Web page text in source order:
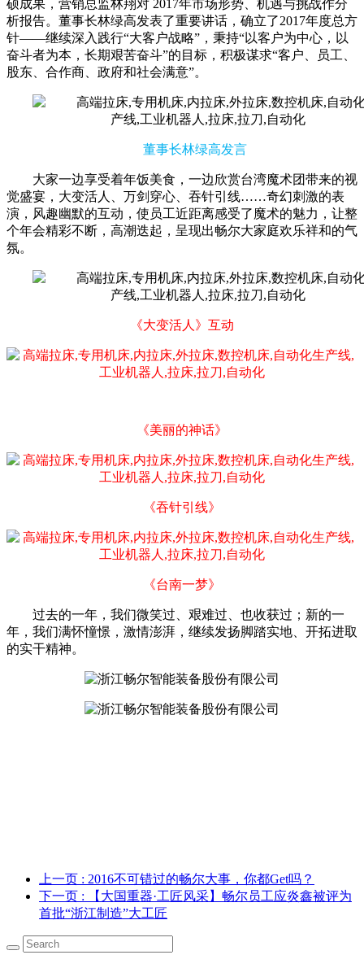
硕成果，营销总监林翔对 2017年市场形势、机遇与挑战作分
析报告。董事长林绿高发表了重要讲话，确立了2017年度总方
针——继续深入践行“大客户战略”，秉持“以客户为中心，以
奋斗者为本，长期艰苦奋斗”的目标，积极谋求“客户、员工、
股东、合作商、政府和社会满意”。
董事长林绿高发言
大家一边享受着年饭美食，一边欣赏台湾魔术团带来的视
觉盛宴，大变活人、万剑穿心、吞针引线……奇幻刺激的表
演，风趣幽默的互动，使员工近距离感受了魔术的魅力，让整
个年会精彩不断，高潮迭起，呈现出畅尔大家庭欢乐祥和的气
氛。
《大变活人》互动
《美丽的神话》
《吞针引线》
《台南一梦》
过去的一年，我们微笑过、艰难过、也收获过；新的一
年，我们满怀憧憬，激情澎湃，继续发扬脚踏实地、开拓进取
的实干精神。
上一页 : 2016不可错过的畅尔大事，你都Get吗？
下一页 : 【大国重器·工匠风采】畅尔员工应炎鑫被评为
首批“浙江制造”大工匠